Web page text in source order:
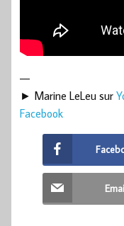
—
► Marine LeLeu sur
Facebook
Email